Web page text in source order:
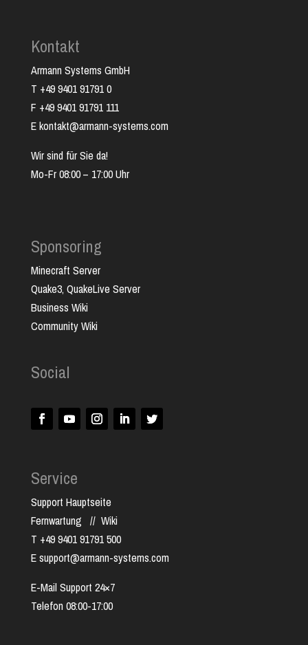
Kontakt
Armann Systems GmbH
T +49 9401 91791 0
F +49 9401 91791 111
E kontakt@armann-systems.com
Wir sind für Sie da!
Mo-Fr 08:00 – 17:00 Uhr
Sponsoring
Minecraft Server
Quake3, QuakeLive Server
Business Wiki
Community Wiki
Social
Service
Support Hauptseite
Fernwartung // Wiki
T +49 9401 91791 500
E support@armann-systems.com
E-Mail Support 24×7
Telefon 08:00-17:00